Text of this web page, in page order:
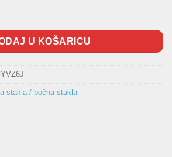
2001-2009 količina
U KOŠARICU
stakla / bočna stakla